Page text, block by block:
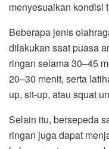
menyesuaikan kondisi
Beberapa jenis
dilakukan saat puasa
ringan selama 30–45
20–30 menit, serta
up, sit-up, atau squat
Selain itu, bersepeda
ringan juga dapat